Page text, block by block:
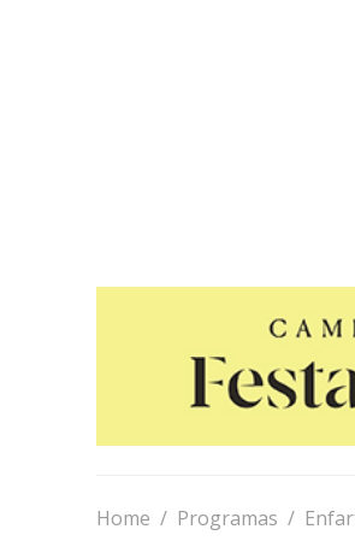
Home Programas